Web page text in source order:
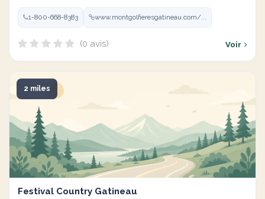
1-800-668-8383 www.montgolfieresgatineau.com/...
(0 avis) Voir
2 miles
Festival Country Gatineau